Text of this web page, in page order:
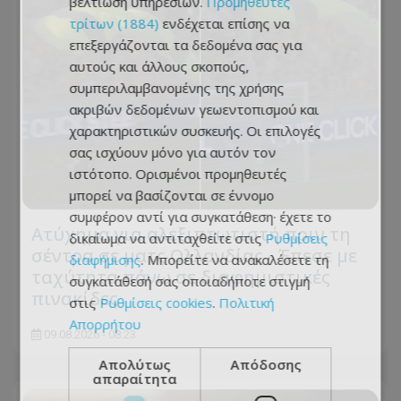
Ατύχημα για αλεξιπτωτιστή πριν τη
σέντρα σε ματς Ολλανδίας - Έπεσε με
ταχύτητα πάνω σε διαφημιστικές
πινακίδες
09.08.2026 - 08:23
τρίτων (1884) ενδέχεται επίσης να
επεξεργάζονται τα δεδομένα σας για
αυτούς και άλλους σκοπούς,
συμπεριλαμβανομένης της χρήσης
ακριβών δεδομένων γεωεντοπισμού και
χαρακτηριστικών συσκευής. Οι επιλογές
σας ισχύουν μόνο για αυτόν τον
ιστότοπο. Ορισμένοι προμηθευτές
μπορεί να βασίζονται σε έννομο
συμφέρον αντί για συγκατάθεση· έχετε το
δικαίωμα να αντιταχθείτε στις Ρυθμίσεις
διαφήμισης. Μπορείτε να ανακαλέσετε τη
συγκατάθεσή σας οποιαδήποτε στιγμή
στις Ρυθμίσεις cookies. Πολιτική
Απορρήτου
Απολύτως
απαραίτητα
Απόδοσης